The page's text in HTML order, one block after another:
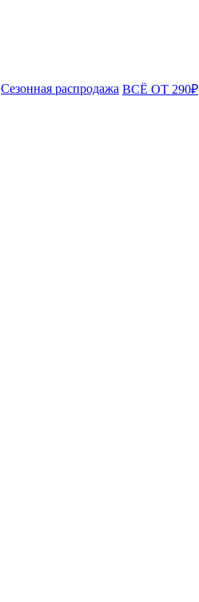
Сезонная распродажа ВСЁ ОТ 290₽